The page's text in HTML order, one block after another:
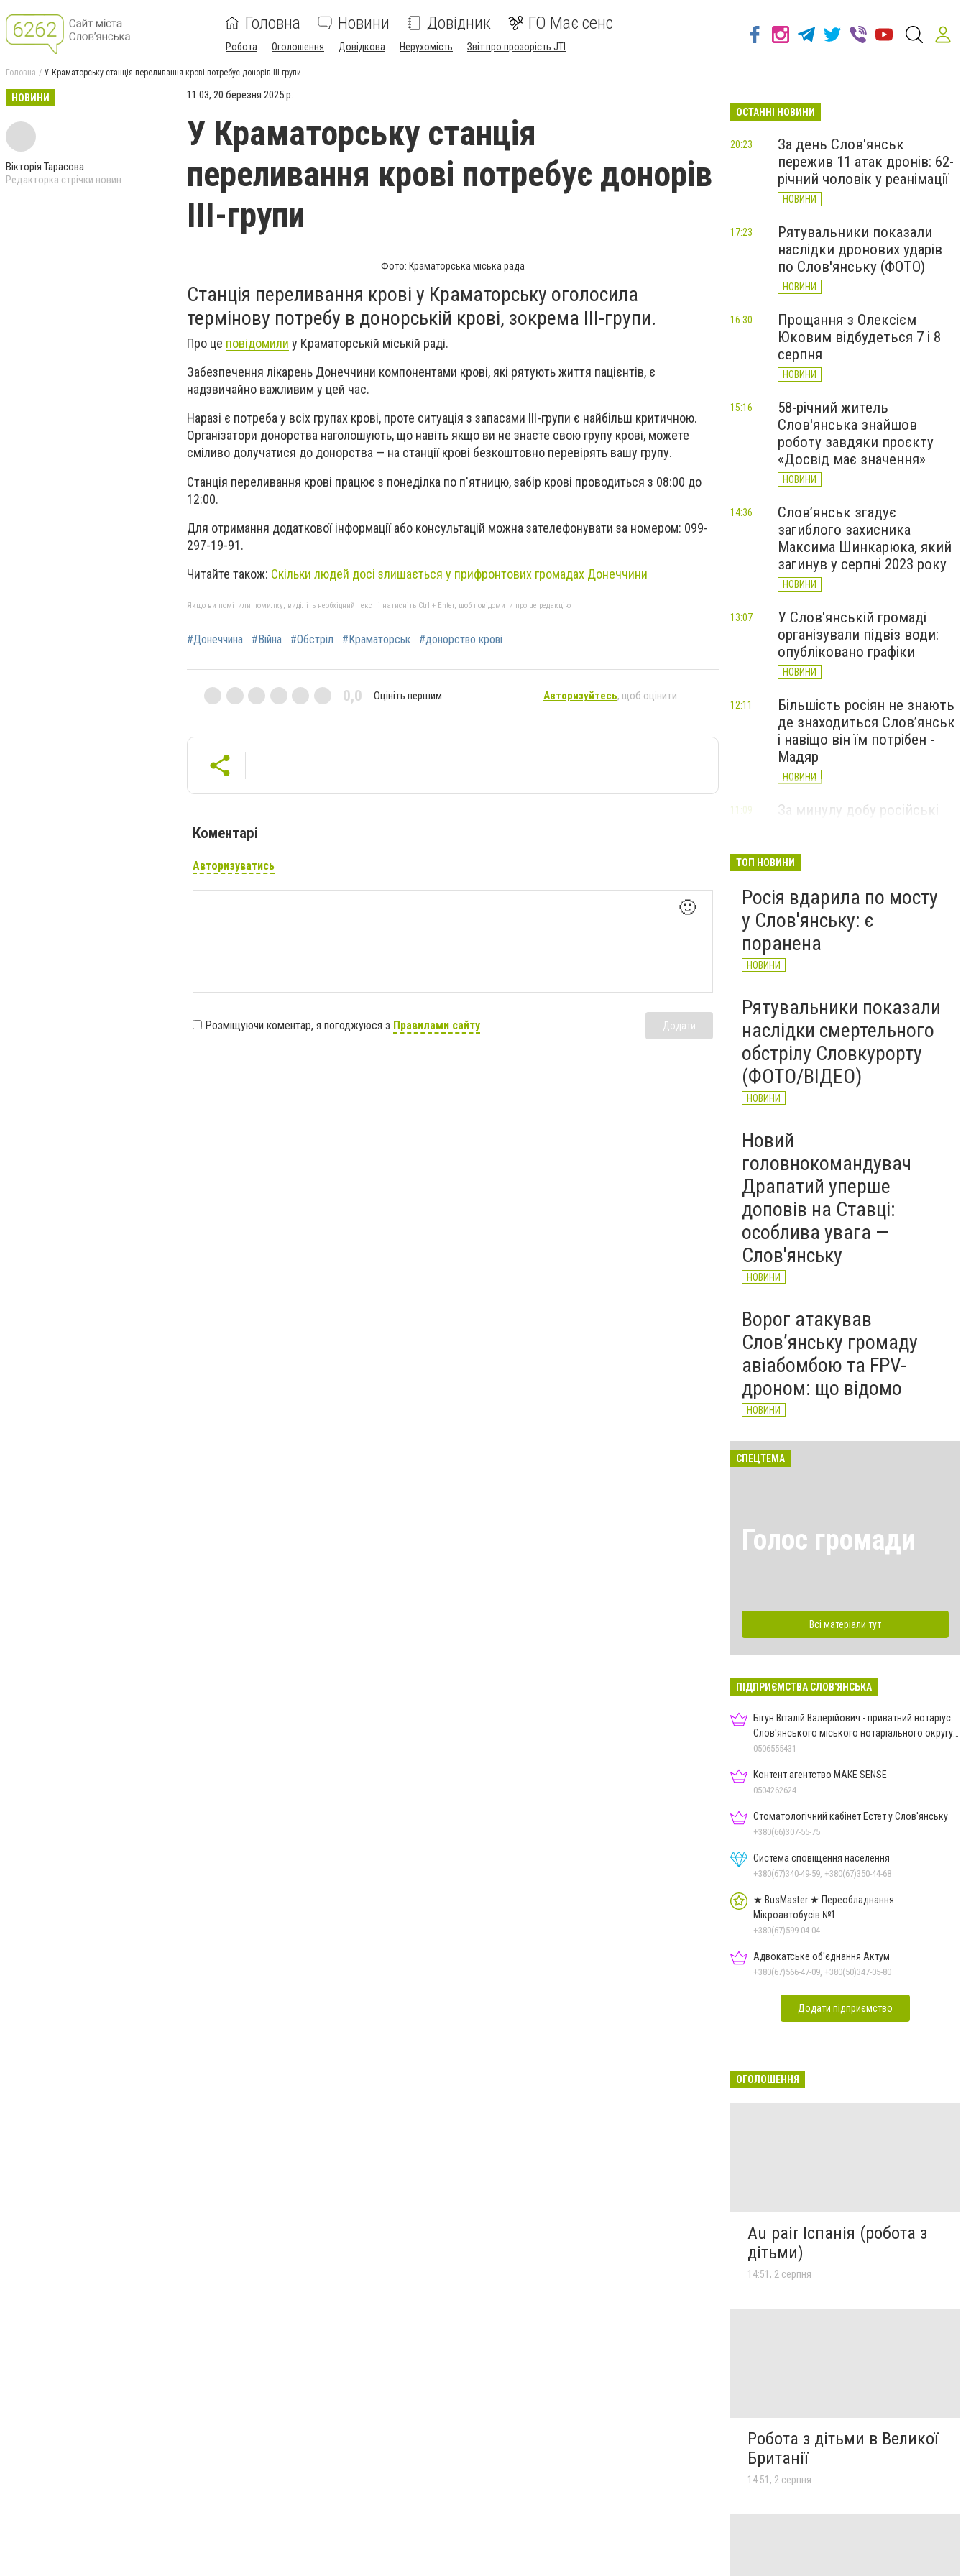
Головна Новини Довідник ГО Має сенс
Робота Оголошення Довідкова Нерухомість Звіт про прозорість JTI
Головна У Краматорську станція переливання крові потребує донорів ІІІ-групи
НОВИНИ
Вікторія Тарасова
Редакторка стрічки новин
11:03, 20 березня 2025 р.
У Краматорську станція
переливання крові потребує донорів
ІІІ-групи
Фото: Краматорська міська рада
Станція переливання крові у Краматорську оголосила
термінову потребу в донорській крові, зокрема ІІІ-групи.
Про це повідомили у Краматорській міській раді.
Забезпечення лікарень Донеччини компонентами крові, які рятують життя пацієнтів, є
надзвичайно важливим у цей час.
Наразі є потреба у всіх групах крові, проте ситуація з запасами ІІІ-групи є найбільш критичною.
Організатори донорства наголошують, що навіть якщо ви не знаєте свою групу крові, можете
сміливо долучатися до донорства — на станції крові безкоштовно перевірять вашу групу.
Станція переливання крові працює з понеділка по п'ятницю, забір крові проводиться з 08:00 до
12:00.
Для отримання додаткової інформації або консультацій можна зателефонувати за номером: 099-
297-19-91.
Читайте також: Скільки людей досі злишається у прифронтових громадах Донеччини
Якщо ви помітили помилку, виділіть необхідний текст і натисніть Ctrl + Enter, щоб повідомити про це редакцію
#Донеччина #Війна #Обстріл #Краматорськ #донорство крові
0,0 Оцініть першим Авторизуйтесь, щоб оцінити
Коментарі
Авторизуватись
🙂
Розміщуючи коментар, я погоджуюся з Правилами сайту Додати
ОСТАННІ НОВИНИ
За день Слов'янськ
пережив 11 атак дронів: 62-
річний чоловік у реанімації
НОВИНИ
20:23
Рятувальники показали
наслідки дронових ударів
по Слов'янську (ФОТО)
НОВИНИ
17:23
Прощання з Олексієм
Юковим відбудеться 7 і 8
серпня
НОВИНИ
16:30
58-річний житель
Слов'янська знайшов
роботу завдяки проєкту
«Досвід має значення»
НОВИНИ
15:16
Слов’янськ згадує
загиблого захисника
Максима Шинкарюка, який
загинув у серпні 2023 року
НОВИНИ
14:36
У Слов'янській громаді
організували підвіз води:
опубліковано графіки
НОВИНИ
13:07
Більшість росіян не знають
де знаходиться Слов’янськ
і навіщо він їм потрібен -
Мадяр
НОВИНИ
12:11
За минулу добу російські
великої війни: 6 серпня
11:09
ТОП НОВИНИ
Росія вдарила по мосту
у Слов'янську: є
поранена
НОВИНИ
Рятувальники показали
наслідки смертельного
обстрілу Словкурорту
(ФОТО/ВІДЕО)
НОВИНИ
Новий
головнокомандувач
Драпатий уперше
доповів на Ставці:
особлива увага —
Слов'янську
НОВИНИ
Ворог атакував
Слов’янську громаду
авіабомбою та FPV-
дроном: що відомо
НОВИНИ
СПЕЦТЕМА
Голос громади
Всі матеріали тут
ПІДПРИЄМСТВА СЛОВ'ЯНСЬКА
Бігун Віталій Валерійович - приватний нотаріус
Слов'янського міського нотаріального округу
Дон.обл.
0506555431
Контент агентство MAKE SENSE
0504262624
Стоматологічний кабінет Естет у Слов'янську
+380(66)307-55-75
Система сповіщення населення
+380(67)340-49-59, +380(67)350-44-68
★ BusMaster ★ Переобладнання
Мікроавтобусів №1
+380(67)599-04-04
Адвокатське об'єднання Актум
+380(67)566-47-09, +380(50)347-05-80
Додати підприємство
ОГОЛОШЕННЯ
Au pair Іспанія (робота з
дітьми)
14:51, 2 серпня
Робота з дітьми в Великої
Британії
14:51, 2 серпня